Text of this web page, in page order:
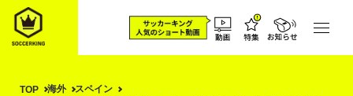
TOP 海外
スペイン